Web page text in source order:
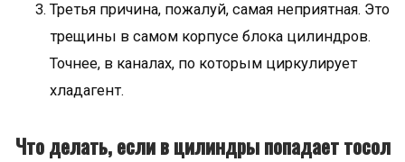
Третья причина, пожалуй, самая неприятная. Это
трещины в самом корпусе блока цилиндров.
Точнее, в каналах, по которым циркулирует
хладагент.
Что делать, если в цилиндры попадает тосол